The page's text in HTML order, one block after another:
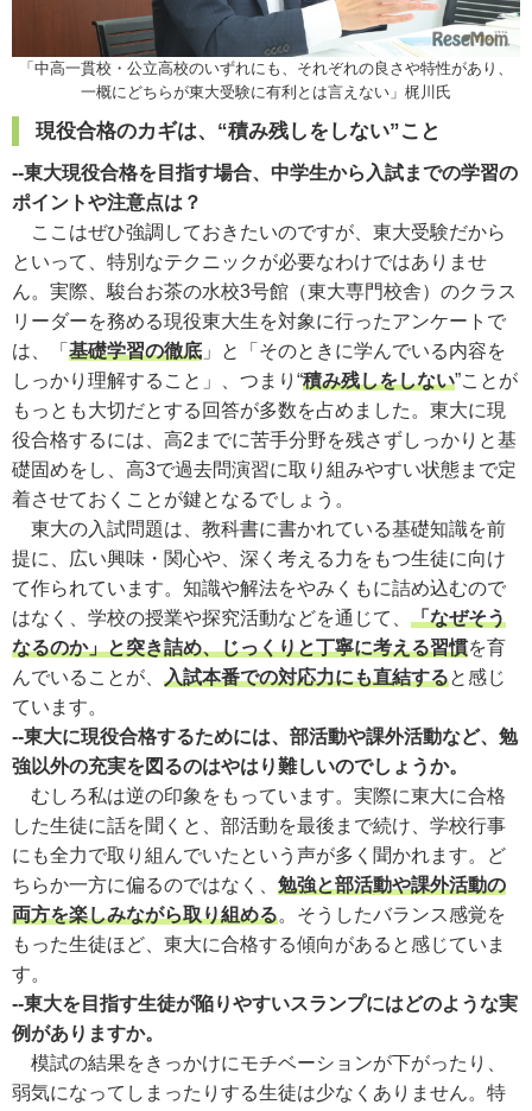
「中高一貫校・公立高校のいずれにも、それぞれの良さや特性があり、
一概にどちらが東大受験に有利とは言えない」梶川氏
現役合格のカギは、“積み残しをしない”こと
--東大現役合格を目指す場合、中学生から入試までの学習の
ポイントや注意点は？
ここはぜひ強調しておきたいのですが、東大受験だから
といって、特別なテクニックが必要なわけではありませ
ん。実際、駿台お茶の水校3号館（東大専門校舎）のクラス
リーダーを務める現役東大生を対象に行ったアンケートで
は、「 基礎学習の徹底 」と「そのときに学んでいる内容を
しっかり理解すること」、つまり“積み残しをしない”ことが
もっとも大切だとする回答が多数を占めました。東大に現
役合格するには、高2までに苦手分野を残さずしっかりと基
礎固めをし、高3で過去問演習に取り組みやすい状態まで定
着させておくことが鍵となるでしょう。
東大の入試問題は、教科書に書かれている基礎知識を前
提に、広い興味・関心や、深く考える力をもつ生徒に向け
て作られています。知識や解法をやみくもに詰め込むので
はなく、学校の授業や探究活動などを通じて、 「なぜそう
なるのか」と突き詰め、じっくりと丁寧に考える習慣を育
んでいることが、 入試本番での対応力にも直結すると感じ
ています。
--東大に現役合格するためには、部活動や課外活動など、勉
強以外の充実を図るのはやはり難しいのでしょうか。
むしろ私は逆の印象をもっています。実際に東大に合格
した生徒に話を聞くと、部活動を最後まで続け、学校行事
にも全力で取り組んでいたという声が多く聞かれます。ど
ちらか一方に偏るのではなく、 勉強と部活動や課外活動の
両方を楽しみながら取り組める。そうしたバランス感覚を
もった生徒ほど、東大に合格する傾向があると感じていま
す。
--東大を目指す生徒が陥りやすいスランプにはどのような実
例がありますか。
模試の結果をきっかけにモチベーションが下がったり、
弱気になってしまったりする生徒は少なくありません。特